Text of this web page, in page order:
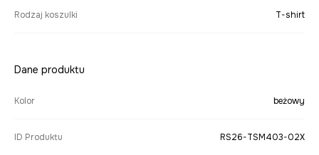
Rodzaj koszulki T-shirt
Dane produktu
Kolor beżowy
ID Produktu RS26-TSM403-02X